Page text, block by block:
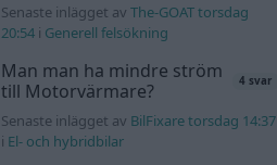
Senaste inlägget avThe-GOAT torsdag
20:54 i Generell felsökning
Man man ha mindre ström
till Motorvärmare?
4 svar
Senaste inlägget av BilFixare torsdag 14:37
i El- och hybridbilar